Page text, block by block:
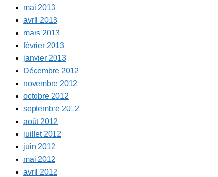
mai 2013
avril 2013
mars 2013
février 2013
janvier 2013
Décembre 2012
novembre 2012
octobre 2012
septembre 2012
août 2012
juillet 2012
juin 2012
mai 2012
avril 2012